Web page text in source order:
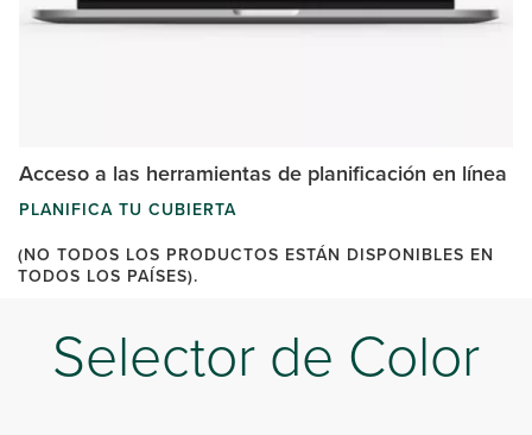
Acceso a las herramientas de planificación en línea
PLANIFICA TU CUBIERTA
(NO TODOS LOS PRODUCTOS ESTÁN DISPONIBLES EN
TODOS LOS PAÍSES).
Selector de Color